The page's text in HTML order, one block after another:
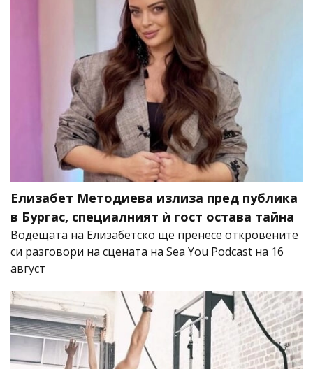
Елизабет Методиева излиза пред публика
в Бургас, специалният ѝ гост остава тайна
Водещата на Елизабетско ще пренесе откровените
си разговори на сцената на Sea You Podcast на 16
август